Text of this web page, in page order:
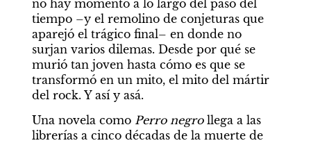
no hay momento a lo largo del paso del
tiempo –y el remolino de conjeturas que
aparejó el trágico final– en donde no
surjan varios dilemas. Desde por qué se
murió tan joven hasta cómo es que se
transformó en un mito, el mito del mártir
del rock. Y así y asá.
Una novela como Perro negro llega a las
librerías a cinco décadas de la muerte de